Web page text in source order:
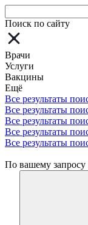
Поиск по сайту
Врачи
Услуги
Вакцины
Ещё
Все результаты
Все результаты
Все результаты
Все результаты
Все результаты
По вашему запросу